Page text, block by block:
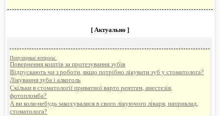
[ Актуально ]
Популярные вопросы:
Повернення коштів за протезування зубів
Відпускають чи з роботи, якщо потрібно лікувати зуб у стоматолога?
Лікування зуба і алкоголь
Скільки в стоматології приватної варто рентген, анестезія,
фотопломба?
А ви коли-небудь закохувалися в свого лікуючого лікаря, наприклад,
стоматолога?